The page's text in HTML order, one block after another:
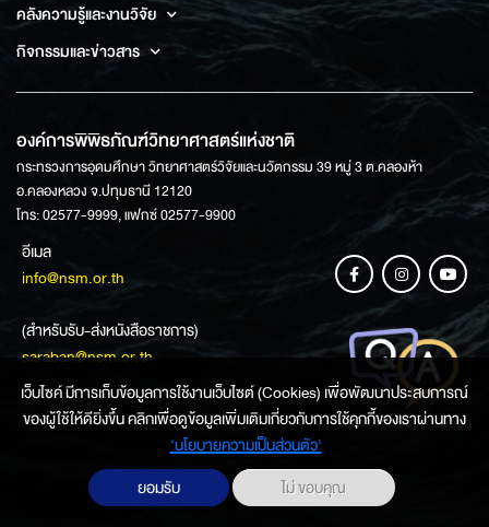
คลังความรู้และงานวิจัย
กิจกรรมและข่าวสาร
องค์การพิพิธภัณฑ์วิทยาศาสตร์แห่งชาติ
กระทรวงการอุดมศึกษา วิทยาศาสตร์วิจัยและนวัตกรรม 39 หมู่ 3 ต.คลองห้า
อ.คลองหลวง จ.ปทุมธานี 12120
โทร: 02577-9999, แฟกซ์ 02577-9900
อีเมล
info@nsm.or.th
(สำหรับรับ-ส่งหนังสือราชการ)
saraban@nsm.or.th
ช่องทางการสอบถามข้อมูล
เว็บไซค์ มีการเก็บข้อมูลการใช้งานเว็บไซต์ (Cookies) เพื่อพัฒนาประสบการณ์
ของผู้ใช้ให้ดียิ่งขึ้น คลิกเพื่อดูข้อมูลเพิ่มเติมเกี่ยวกับการใช้คุกกี้ของเราผ่านทาง
‘นโยบายความเป็นส่วนตัว'
ยอมรับ
ไม่ ขอบคุณ